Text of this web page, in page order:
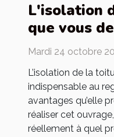
L'isolation
que vous
Mardi 24 octobre
L’isolation de la
indispensable au
avantages qu’elle
réaliser cet
réellement à quel